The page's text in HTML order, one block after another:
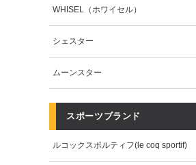
WHISEL（ホワイセル）
シェスター
ムーンスター
スポーツブランド
ルコックスポルティフ(le coq sportif)